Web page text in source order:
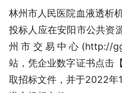
林州市人民医院血液透析
投标人应在安阳市公共资
州市交易中心(http://
站，凭企业数字证书点击
取招标文件，并于2022